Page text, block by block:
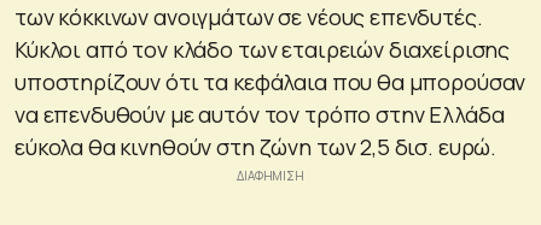
των κόκκινων ανοιγμάτων σε νέους επενδυτές.
Κύκλοι από τον κλάδο των εταιρειών διαχείρισης
υποστηρίζουν ότι τα κεφάλαια που θα μπορούσαν
να επενδυθούν με αυτόν τον τρόπο στην Ελλάδα
εύκολα θα κινηθούν στη ζώνη των 2,5 δισ. ευρώ.